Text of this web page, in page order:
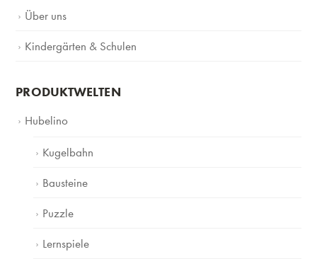
Über uns
Kindergärten & Schulen
PRODUKTWELTEN
Hubelino
Kugelbahn
Bausteine
Puzzle
Lernspiele